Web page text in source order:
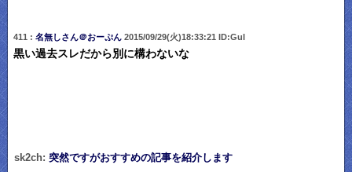
411 : 名無しさん＠おーぷん2015/09/29(火)18:33:21 ID:GuI
黒い過去スレだから別に構わないな
sk2ch: 突然ですがおすすめの記事を紹介します